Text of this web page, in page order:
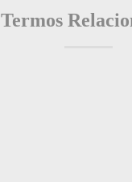
Termos